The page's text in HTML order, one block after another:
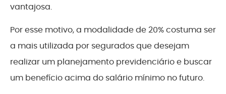
vantajosa.
Por esse motivo, a modalidade de 20% costuma ser
a mais utilizada por segurados que desejam
realizar um planejamento previdenciário e buscar
um benefício acima do salário mínimo no futuro.